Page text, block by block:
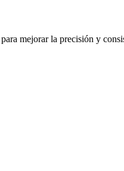
mejorar la precisión y